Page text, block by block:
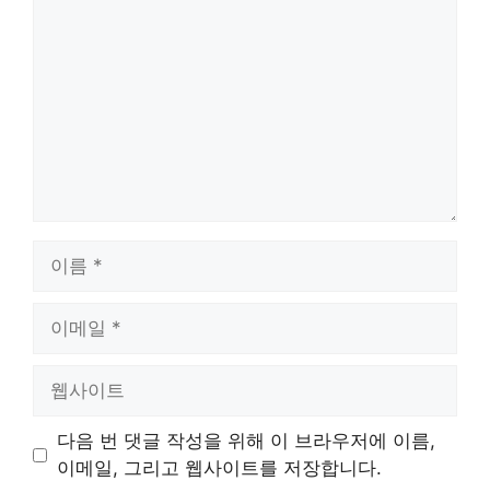
트
다음 번 댓글 작성을 위해 이 브라우저에 이름,
이메일, 그리고 웹사이트를 저장합니다.